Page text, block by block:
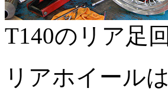
T140のリア足
リアホイール